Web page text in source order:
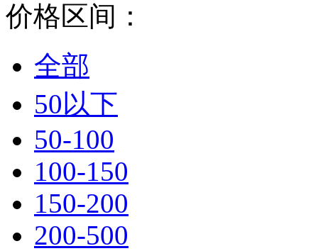
价格区间：
全部
50以下
50-100
100-150
150-200
200-500